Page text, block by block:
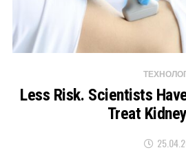
Less Risk. Scientists
Treat